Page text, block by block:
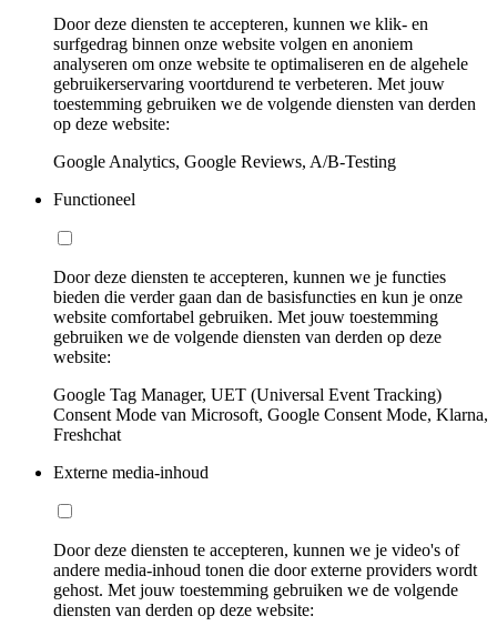
Door deze diensten te accepteren, kunnen we klik- en
surfgedrag binnen onze website volgen en anoniem
analyseren om onze website te optimaliseren en de algehele
gebruikerservaring voortdurend te verbeteren. Met jouw
toestemming gebruiken we de volgende diensten van derden
op deze website:
Google Analytics, Google Reviews, A/B-Testing
Functioneel
Door deze diensten te accepteren, kunnen we je functies
bieden die verder gaan dan de basisfuncties en kun je onze
website comfortabel gebruiken. Met jouw toestemming
gebruiken we de volgende diensten van derden op deze
website:
Google Tag Manager, UET (Universal Event Tracking)
Consent Mode van Microsoft, Google Consent Mode, Klarna,
Freshchat
Externe media-inhoud
Door deze diensten te accepteren, kunnen we je video's of
andere media-inhoud tonen die door externe providers wordt
gehost. Met jouw toestemming gebruiken we de volgende
diensten van derden op deze website: